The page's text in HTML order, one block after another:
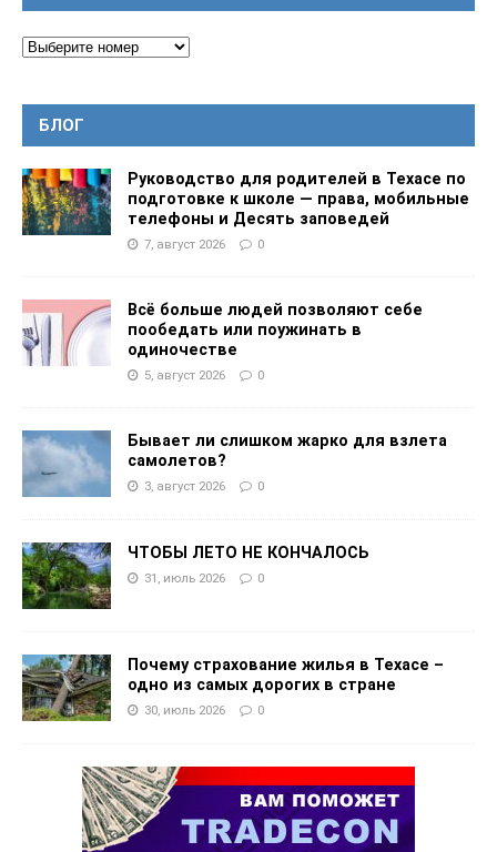
БЛОГ
Руководство для родителей в Техасе по
подготовке к школе — права, мобильные
телефоны и Десять заповедей
7, август 2026 0
Всё больше людей позволяют себе
пообедать или поужинать в
одиночестве
5, август 2026 0
Бывает ли слишком жарко для взлета
самолетов?
3, август 2026 0
ЧТОБЫ ЛЕТО НЕ КОНЧАЛОСЬ
31, июль 2026 0
Почему страхование жилья в Техасе –
одно из самых дорогих в стране
30, июль 2026 0